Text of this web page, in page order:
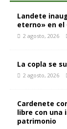
Landete
eterno» en el
2 agosto, 2026
La copla se
2 agosto, 2026
Cardenete
libre con una
patrimonio